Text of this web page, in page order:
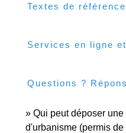
Textes de référence
Services en ligne
Questions ?
Qui peut déposer
d'urbanisme (permis